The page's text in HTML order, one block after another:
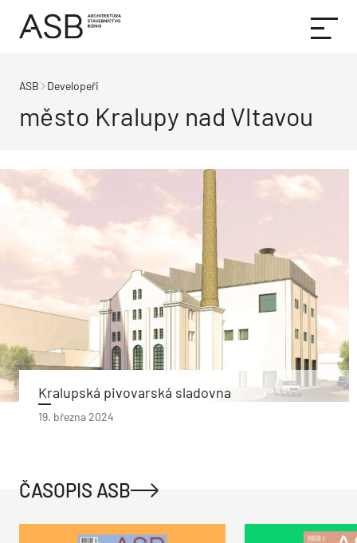
ASB Developeři
město Kralupy nad Vltavou
Kralupská pivovarská sladovna
19. března 2024
ČASOPIS ASB